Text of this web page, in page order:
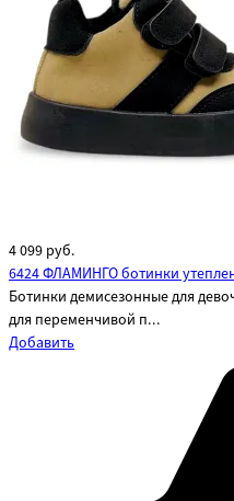
4 099 руб.
6424 ФЛАМИНГО ботинки
Ботинки демисезонные для
для переменчивой п...
Добавить